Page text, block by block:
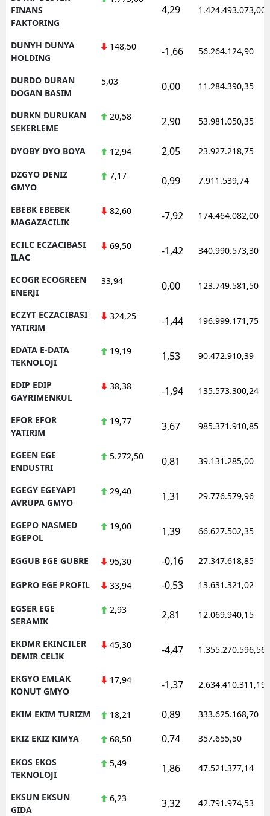
FINANS
FAKTORING
4,29 1.424.493.073,00
DUNYH DUNYA
HOLDING
148,50 -1,66 56.264.124,90
DURDO DURAN
DOGAN BASIM
5,03 0,00 11.284.390,35
DURKN DURUKAN
SEKERLEME
20,58 2,90 53.981.050,35
DYOBY DYO BOYA 12,94 2,05 23.927.218,75
DZGYO DENIZ
GMYO
7,17 0,99 7.911.539,74
EBEBK EBEBEK
MAGAZACILIK
82,60 -7,92 174.464.082,00
ECILC ECZACIBASI
ILAC
69,50 -1,42 340.990.573,30
ECOGR ECOGREEN
ENERJI
33,94 0,00 123.749.581,50
ECZYT ECZACIBASI
YATIRIM
324,25 -1,44 196.999.171,75
EDATA E-DATA
TEKNOLOJI
19,19 1,53 90.472.910,39
EDIP EDIP
GAYRIMENKUL
38,38 -1,94 135.573.300,24
EFOR EFOR
YATIRIM
19,77 3,67 985.371.910,85
EGEEN EGE
ENDUSTRI
5.272,50 0,81 39.131.285,00
EGEGY EGEYAPI
AVRUPA GMYO
29,40 1,31 29.776.579,96
EGEPO NASMED
EGEPOL
19,00 1,39 66.627.502,35
EGGUB EGE GUBRE 95,30 -0,16 27.347.618,85
EGPRO EGE PROFIL 33,94 -0,53 13.631.321,02
EGSER EGE
SERAMIK
2,93 2,81 12.069.940,15
EKDMR EKINCILER
DEMIR CELIK
45,30 -4,47 1.355.270.596,56
EKGYO EMLAK
KONUT GMYO
17,94 -1,37 2.634.410.311,19
EKIM EKIM TURIZM 18,21 0,89 333.625.168,70
EKIZ EKIZ KIMYA 68,50 0,74 357.655,50
EKOS EKOS
TEKNOLOJI
5,49 1,86 47.521.377,14
EKSUN EKSUN
GIDA
6,23 3,32 42.791.974,53